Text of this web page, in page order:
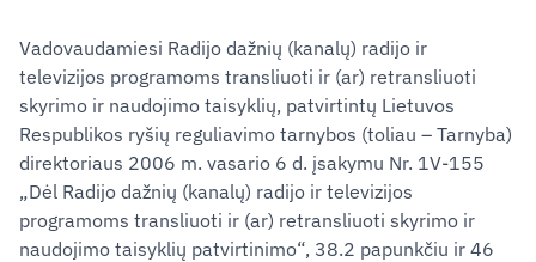
Vadovaudamiesi Radijo dažnių (kanalų) radijo ir
televizijos programoms transliuoti ir (ar) retransliuoti
skyrimo ir naudojimo taisyklių, patvirtintų Lietuvos
Respublikos ryšių reguliavimo tarnybos (toliau – Tarnyba)
direktoriaus 2006 m. vasario 6 d. įsakymu Nr. 1V-155
„Dėl Radijo dažnių (kanalų) radijo ir televizijos
programoms transliuoti ir (ar) retransliuoti skyrimo ir
naudojimo taisyklių patvirtinimo“, 38.2 papunkčiu ir 46